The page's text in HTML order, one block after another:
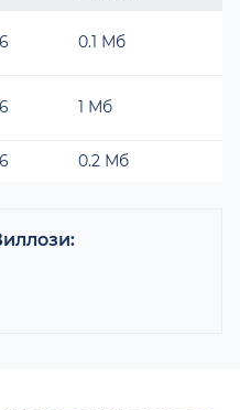
0.1 Мб
1 Мб
0.2 Мб